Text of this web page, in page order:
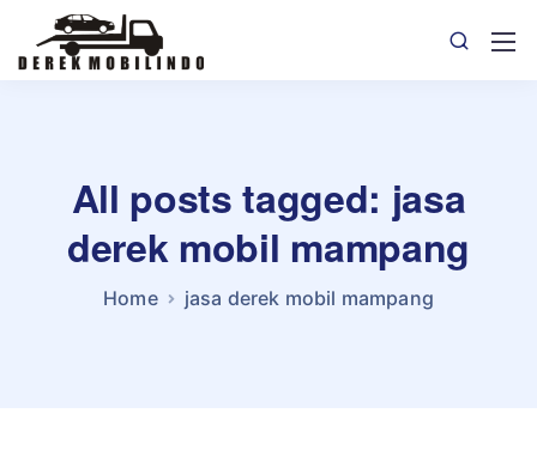
All posts tagged: jasa
derek mobil mampang
Home jasa derek mobil mampang